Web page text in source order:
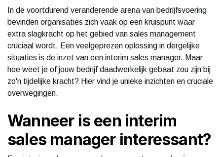
In de voortdurend veranderende arena van bedrijfsvoering
bevinden organisaties zich vaak op een kruispunt waar
extra slagkracht op het gebied van sales management
cruciaal wordt. Een veelgeprezen oplossing in dergelijke
situaties is de inzet van een interim sales manager. Maar
hoe weet je of jouw bedrijf daadwerkelijk gebaat zou zijn bij
zo'n tijdelijke kracht? Hier vind je unieke inzichten en cruciale
overwegingen.
Wanneer is een interim
sales manager interessant?